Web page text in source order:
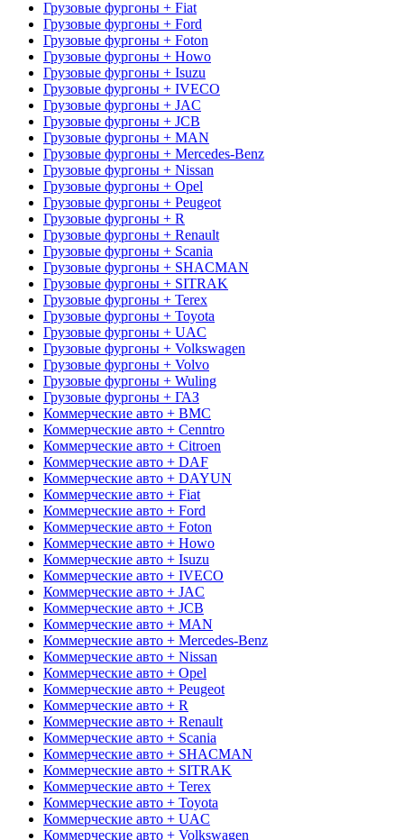
Грузовые фургоны + Fiat
Грузовые фургоны + Ford
Грузовые фургоны + Foton
Грузовые фургоны + Howo
Грузовые фургоны + Isuzu
Грузовые фургоны + IVECO
Грузовые фургоны + JAC
Грузовые фургоны + JCB
Грузовые фургоны + MAN
Грузовые фургоны + Mercedes-Benz
Грузовые фургоны + Nissan
Грузовые фургоны + Opel
Грузовые фургоны + Peugeot
Грузовые фургоны + R
Грузовые фургоны + Renault
Грузовые фургоны + Scania
Грузовые фургоны + SHACMAN
Грузовые фургоны + SITRAK
Грузовые фургоны + Terex
Грузовые фургоны + Toyota
Грузовые фургоны + UAC
Грузовые фургоны + Volkswagen
Грузовые фургоны + Volvo
Грузовые фургоны + Wuling
Грузовые фургоны + ГАЗ
Коммерческие авто + BMC
Коммерческие авто + Cenntro
Коммерческие авто + Citroen
Коммерческие авто + DAF
Коммерческие авто + DAYUN
Коммерческие авто + Fiat
Коммерческие авто + Ford
Коммерческие авто + Foton
Коммерческие авто + Howo
Коммерческие авто + Isuzu
Коммерческие авто + IVECO
Коммерческие авто + JAC
Коммерческие авто + JCB
Коммерческие авто + MAN
Коммерческие авто + Mercedes-Benz
Коммерческие авто + Nissan
Коммерческие авто + Opel
Коммерческие авто + Peugeot
Коммерческие авто + R
Коммерческие авто + Renault
Коммерческие авто + Scania
Коммерческие авто + SHACMAN
Коммерческие авто + SITRAK
Коммерческие авто + Terex
Коммерческие авто + Toyota
Коммерческие авто + UAC
Коммерческие авто + Volkswagen